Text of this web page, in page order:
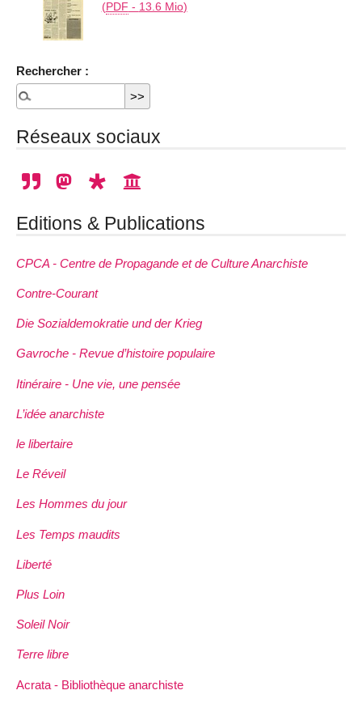
(PDF - 13.6 Mio)
Rechercher :
Réseaux sociaux
Editions & Publications
CPCA - Centre de Propagande et de Culture Anarchiste
Contre-Courant
Die Sozialdemokratie und der Krieg
Gavroche - Revue d’histoire populaire
Itinéraire - Une vie, une pensée
L’idée anarchiste
le libertaire
Le Réveil
Les Hommes du jour
Les Temps maudits
Liberté
Plus Loin
Soleil Noir
Terre libre
Acrata - Bibliothèque anarchiste